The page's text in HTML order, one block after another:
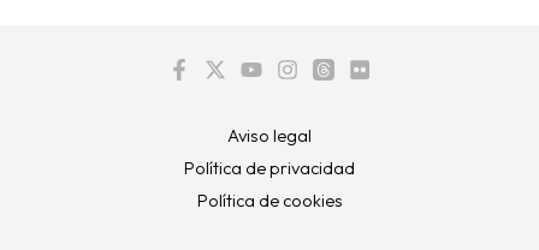
Aviso legal
Política de privacidad
Política de cookies